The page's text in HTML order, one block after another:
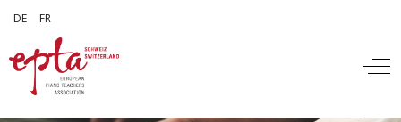
Sprache auswählen
DE FR
Off-